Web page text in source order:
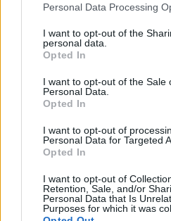
Personal Data Processing
I want to opt-out of the
personal data.
Opted In
I want to opt-out of the Sale
Personal Data.
Opted In
I want to opt-out of
Personal Data for Targeted
Opted In
I want to opt-out of
Retention, Sale, and/or
Personal Data that Is
Purposes for which it was
6 Αυγούστου 2026, 21:11
Συρία: Δύο νεκροί και 13
έκρηξη βόμβας σε
Έκτακτος ψεκασμός και
για τον Ιό του Δυτικού
6 Αυγούστου 2026, 19:35
Χαλκίδα: Γυναίκα έπεσε
Γέφυρα και σώθηκε στα
6 Αυγούστου 2026, 19:32
Καλαμπάκα: